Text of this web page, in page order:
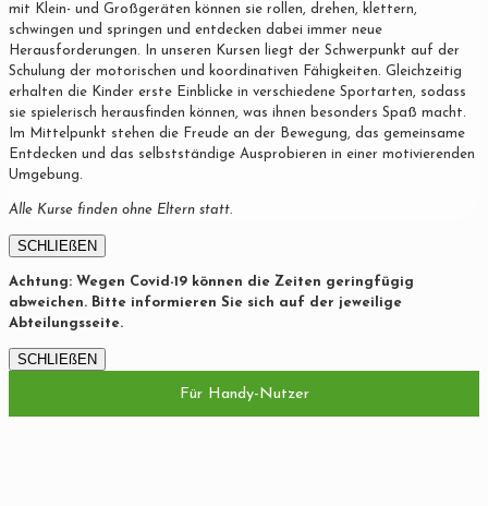
mit Klein- und Großgeräten können sie rollen, drehen, klettern,
schwingen und springen und entdecken dabei immer neue
Herausforderungen. In unseren Kursen liegt der Schwerpunkt auf der
Schulung der motorischen und koordinativen Fähigkeiten. Gleichzeitig
erhalten die Kinder erste Einblicke in verschiedene Sportarten, sodass
sie spielerisch herausfinden können, was ihnen besonders Spaß macht.
Im Mittelpunkt stehen die Freude an der Bewegung, das gemeinsame
Entdecken und das selbstständige Ausprobieren in einer motivierenden
Umgebung.
Alle Kurse finden ohne Eltern statt.
SCHLIEßEN
Achtung: Wegen Covid-19 können die Zeiten geringfügig
abweichen. Bitte informieren Sie sich auf der jeweilige
Abteilungsseite.
SCHLIEßEN
Für Handy-Nutzer